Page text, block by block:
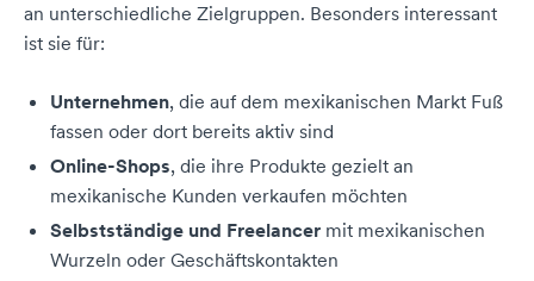
an unterschiedliche Zielgruppen. Besonders interessant
ist sie für:
Unternehmen, die auf dem mexikanischen Markt Fuß
fassen oder dort bereits aktiv sind
Online-Shops, die ihre Produkte gezielt an
mexikanische Kunden verkaufen möchten
Selbstständige und Freelancer mit mexikanischen
Wurzeln oder Geschäftskontakten